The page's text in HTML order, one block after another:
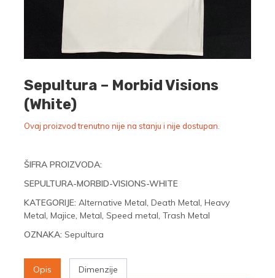
Sepultura – Morbid Visions
(White)
Ovaj proizvod trenutno nije na stanju i nije dostupan.
ŠIFRA PROIZVODA:
SEPULTURA-MORBID-VISIONS-WHITE
KATEGORIJE: Alternative Metal, Death Metal, Heavy
Metal, Majice, Metal, Speed metal, Trash Metal
OZNAKA: Sepultura
Opis Dimenzije